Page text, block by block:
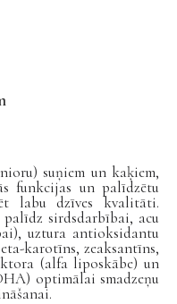
suņiem un kaķiem,
funkcijas un palīdzētu
labu dzīves kvalitāti.
sirdsdarbībai, acu
uztura antioksidantu
karotīns, zeaksantīns,
(alfa liposkābe) un
optimālai smadzeņu